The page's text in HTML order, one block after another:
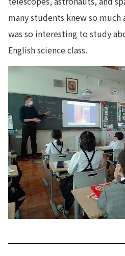
many students knew so much
was so interesting to study
English science class.